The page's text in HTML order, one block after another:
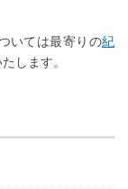
いては最寄りの紀
します。